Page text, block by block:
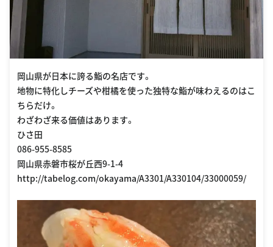
岡山県が日本に誇る鮨の名店です。
地物に特化しチーズや柑橘を使った独特な鮨が味わえるのはこ
ちらだけ。
わざわざ来る価値はあります。
ひさ田
086-955-8585
岡山県赤磐市桜が丘西9-1-4
http://tabelog.com/okayama/A3301/A330104/33000059/